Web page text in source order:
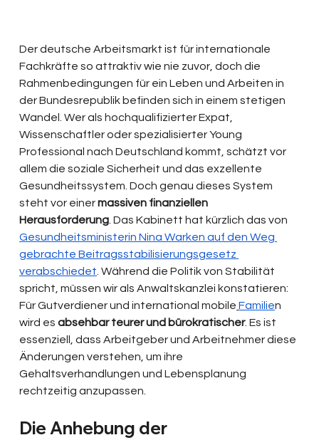
Der deutsche Arbeitsmarkt ist für internationale
Fachkräfte so attraktiv wie nie zuvor, doch die
Rahmenbedingungen für ein Leben und Arbeiten in
der Bundesrepublik befinden sich in einem stetigen
Wandel. Wer als hochqualifizierter Expat,
Wissenschaftler oder spezialisierter Young
Professional nach Deutschland kommt, schätzt vor
allem die soziale Sicherheit und das exzellente
Gesundheitssystem. Doch genau dieses System
steht vor einer massiven finanziellen
Herausforderung . Das Kabinett hat kürzlich das von
Gesundheitsministerin Nina Warken auf den Weg
gebrachte Beitragsstabilisierungsgesetz
verabschiedet . Während die Politik von Stabilität
spricht, müssen wir als Anwaltskanzlei konstatieren:
Für Gutverdiener und international mobile Familien
wird es absehbar teurer und bürokratischer. Es ist
essenziell, dass Arbeitgeber und Arbeitnehmer diese
Änderungen verstehen, um ihre
Gehaltsverhandlungen und Lebensplanung
rechtzeitig anzupassen.
Die Anhebung der